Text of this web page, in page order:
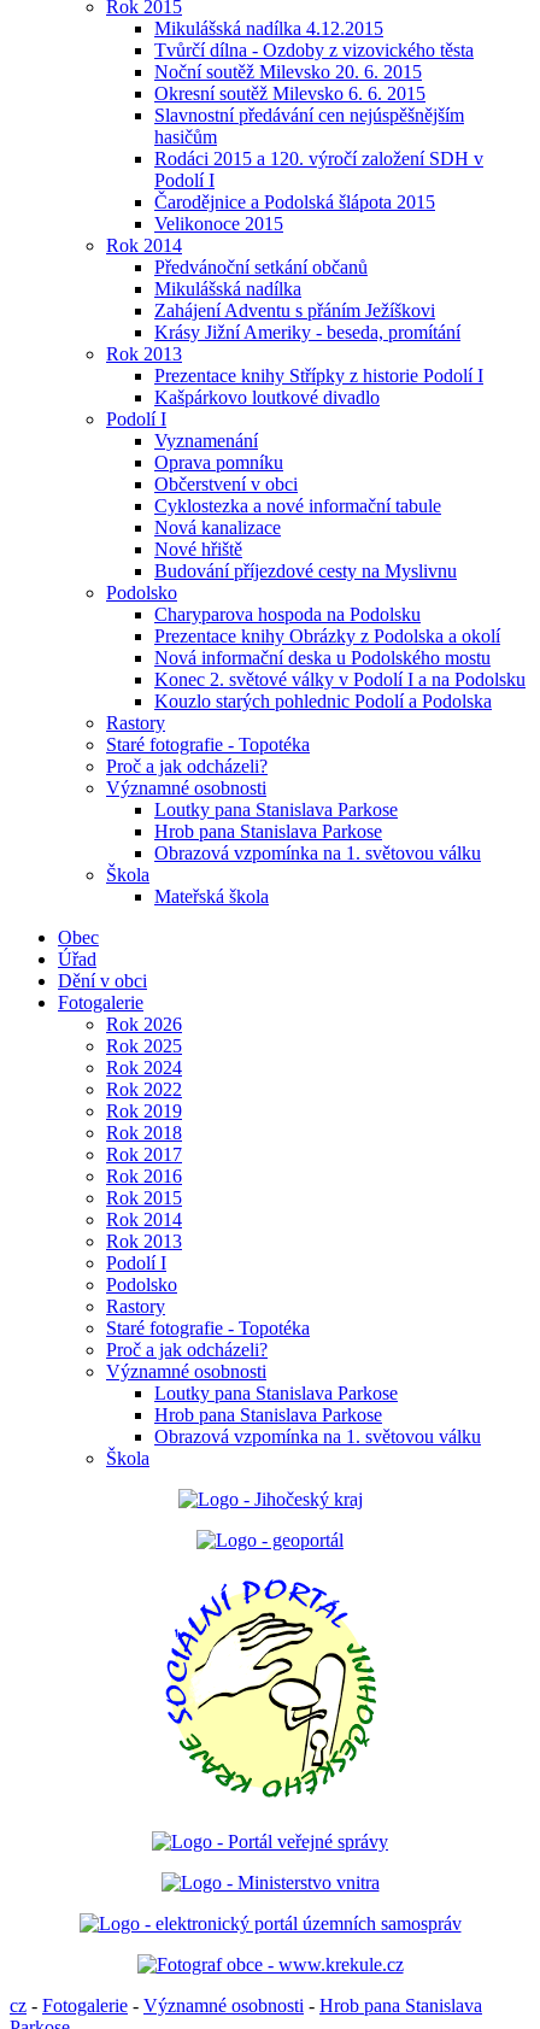
Rok 2015
Mikulášská nadílka 4.12.2015
Tvůrčí dílna - Ozdoby z vizovického těsta
Noční soutěž Milevsko 20. 6. 2015
Okresní soutěž Milevsko 6. 6. 2015
Slavnostní předávání cen nejúspěšnějším
hasičům
Rodáci 2015 a 120. výročí založení SDH v
Podolí I
Čarodějnice a Podolská šlápota 2015
Velikonoce 2015
Rok 2014
Předvánoční setkání občanů
Mikulášská nadílka
Zahájení Adventu s přáním Ježíškovi
Krásy Jižní Ameriky - beseda, promítání
Rok 2013
Prezentace knihy Střípky z historie Podolí I
Kašpárkovo loutkové divadlo
Podolí I
Vyznamenání
Oprava pomníku
Občerstvení v obci
Cyklostezka a nové informační tabule
Nová kanalizace
Nové hřiště
Budování příjezdové cesty na Myslivnu
Podolsko
Charyparova hospoda na Podolsku
Prezentace knihy Obrázky z Podolska a okolí
Nová informační deska u Podolského mostu
Konec 2. světové války v Podolí I a na Podolsku
Kouzlo starých pohlednic Podolí a Podolska
Rastory
Staré fotografie - Topotéka
Proč a jak odcházeli?
Významné osobnosti
Loutky pana Stanislava Parkose
Hrob pana Stanislava Parkose
Obrazová vzpomínka na 1. světovou válku
Škola
Mateřská škola
Obec
Úřad
Dění v obci
Fotogalerie
Rok 2026
Rok 2025
Rok 2024
Rok 2022
Rok 2019
Rok 2018
Rok 2017
Rok 2016
Rok 2015
Rok 2014
Rok 2013
Podolí I
Podolsko
Rastory
Staré fotografie - Topotéka
Proč a jak odcházeli?
Významné osobnosti
Loutky pana Stanislava Parkose
Hrob pana Stanislava Parkose
Obrazová vzpomínka na 1. světovou válku
Škola
cz - Fotogalerie - Významné osobnosti - Hrob pana Stanislava